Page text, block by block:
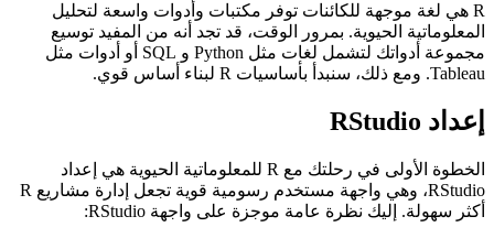
R هي لغة موجهة للكائنات توفر مكتبات وأدوات واسعة لتحليل
المعلوماتية الحيوية. بمرور الوقت، قد تجد أنه من المفيد توسيع
مجموعة أدواتك لتشمل لغات مثل Python و SQL أو أدوات مثل
Tableau. ومع ذلك، سنبدأ بأساسيات R لبناء أساس قوي.
إعداد RStudio
الخطوة الأولى في رحلتك مع R للمعلوماتية الحيوية هي إعداد
RStudio، وهي واجهة مستخدم رسومية قوية تجعل إدارة مشاريع R
أكثر سهولة. إليك نظرة عامة موجزة على واجهة RStudio: